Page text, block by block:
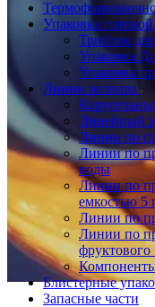
Упаковка
Триблок
Упаковка
Упаковка
Линии розлива
Линейный
Линии по
Линии по
воды
Линии по
емкостью 5
Линии по
Линии по
фруктового
Блистерные
Запасные части